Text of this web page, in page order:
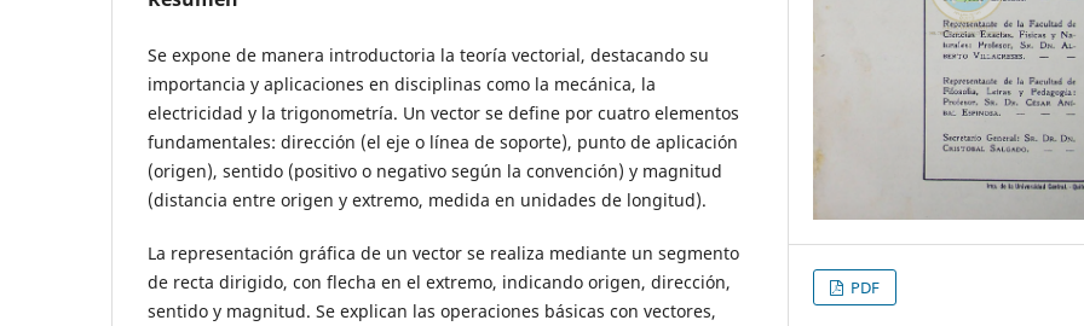
Se expone de manera introductoria la teoría vectorial, destacando su
importancia y aplicaciones en disciplinas como la mecánica, la
electricidad y la trigonometría. Un vector se define por cuatro elementos
fundamentales: dirección (el eje o línea de soporte), punto de aplicación
(origen), sentido (positivo o negativo según la convención) y magnitud
(distancia entre origen y extremo, medida en unidades de longitud).
La representación gráfica de un vector se realiza mediante un segmento
de recta dirigido, con flecha en el extremo, indicando origen, dirección,
sentido y magnitud. Se explican las operaciones básicas con vectores,
PDF